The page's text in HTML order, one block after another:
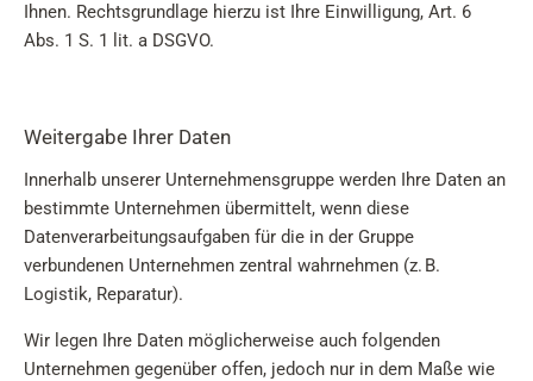
Ihnen. Rechtsgrundlage hierzu ist Ihre Einwilligung, Art. 6
Abs. 1 S. 1 lit. a DSGVO.
Weitergabe Ihrer Daten
Innerhalb unserer Unternehmensgruppe werden Ihre Daten an
bestimmte Unternehmen übermittelt, wenn diese
Datenverarbeitungsaufgaben für die in der Gruppe
verbundenen Unternehmen zentral wahrnehmen (z. B.
Logistik, Reparatur).
Wir legen Ihre Daten möglicherweise auch folgenden
Unternehmen gegenüber offen, jedoch nur in dem Maße wie